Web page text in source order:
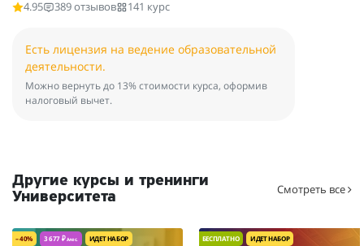
4.95 389 отзывов 141 курс
Есть лицензия на ведение образовательной
деятельности.
Можно вернуть до 13% стоимости курса, оформив
налоговый вычет.
Другие курсы и тренинги
Университета
Смотреть все
– 40% 3 677 ₽/мес. ИДЕТ НАБОР БЕСПЛАТНО ИДЕТ НАБОР